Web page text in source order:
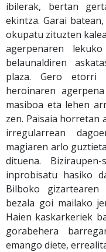
ibilerak, bertan
ekintza. Garai
okupatu zituzten
agerpenaren
belaunaldiren
plaza. Gero etorri
heroinaren
masiboa eta lehen
zen. Paisaia horretan
irregularrean
magiaren arlo
dituena.
inprobisatu hasiko
Bilboko gizartearen
bezala goi mailako
Haien kaskarkeriek
gorabehera
emango diete,